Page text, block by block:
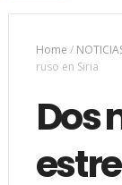
Home /
ruso en Siria
Dos